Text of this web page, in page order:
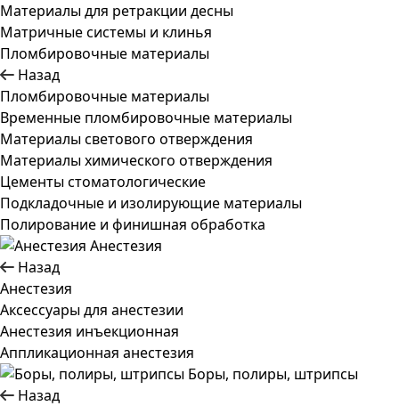
Материалы для ретракции десны
Матричные системы и клинья
Пломбировочные материалы
Назад
Пломбировочные материалы
Временные пломбировочные материалы
Материалы светового отверждения
Материалы химического отверждения
Цементы стоматологические
Подкладочные и изолирующие материалы
Полирование и финишная обработка
Анестезия
Назад
Анестезия
Аксессуары для анестезии
Анестезия инъекционная
Аппликационная анестезия
Боры, полиры, штрипсы
Назад